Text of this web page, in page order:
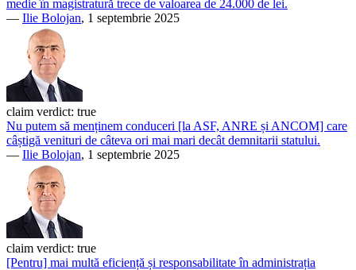
medie în magistratură trece de valoarea de 24.000 de lei.
— Ilie Bolojan, 1 septembrie 2025
claim verdict: true
Nu putem să menținem conduceri [la ASF, ANRE și ANCOM] care
câștigă venituri de câteva ori mai mari decât demnitarii statului.
— Ilie Bolojan, 1 septembrie 2025
claim verdict: true
[Pentru] mai multă eficiență și responsabilitate în administrația